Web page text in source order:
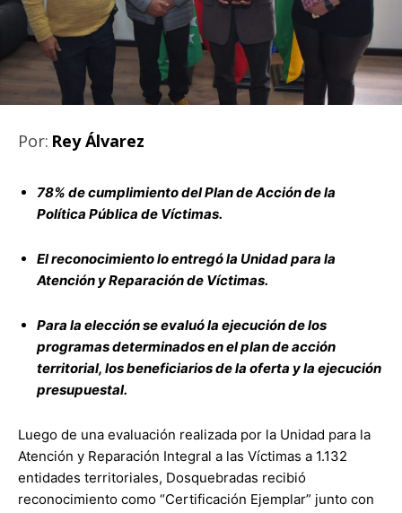
Por: Rey Álvarez
78% de cumplimiento del Plan de Acción de la
Política Pública de Víctimas.
El reconocimiento lo entregó la Unidad para la
Atención y Reparación de Víctimas.
Para la elección se evaluó la ejecución de los
programas determinados en el plan de acción
territorial, los beneficiarios de la oferta y la ejecución
presupuestal.
Luego de una evaluación realizada por la Unidad para la
Atención y Reparación Integral a las Víctimas a 1.132
entidades territoriales, Dosquebradas recibió
reconocimiento como “Certificación Ejemplar” junto con